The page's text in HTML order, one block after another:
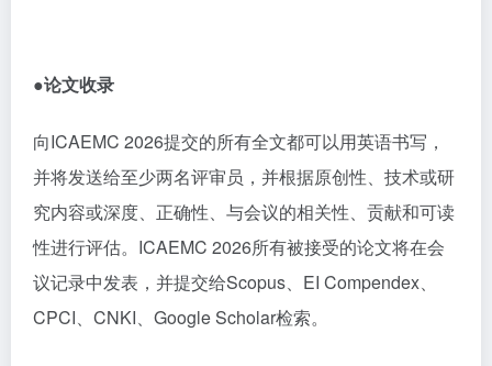
●论文收录
向ICAEMC 2026提交的所有全文都可以用英语书写，
并将发送给至少两名评审员，并根据原创性、技术或研
究内容或深度、正确性、与会议的相关性、贡献和可读
性进行评估。 ICAEMC 2026所有被接受的论文将在会
议记录中发表，并提交给Scopus、 EI Compendex、
CPCI、 CNKI、 Google Scholar检索。